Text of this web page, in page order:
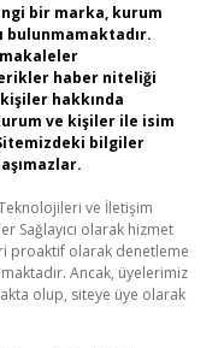
bir marka, kurum
bulunmamaktadır.
makaleler
haber niteliği
hakkında
ve kişiler ile isim
bilgiler
ve İletişim
Sağlayıcı olarak hizmet
proaktif olarak denetleme
Ancak, üyelerimiz
olup, siteye üye olarak